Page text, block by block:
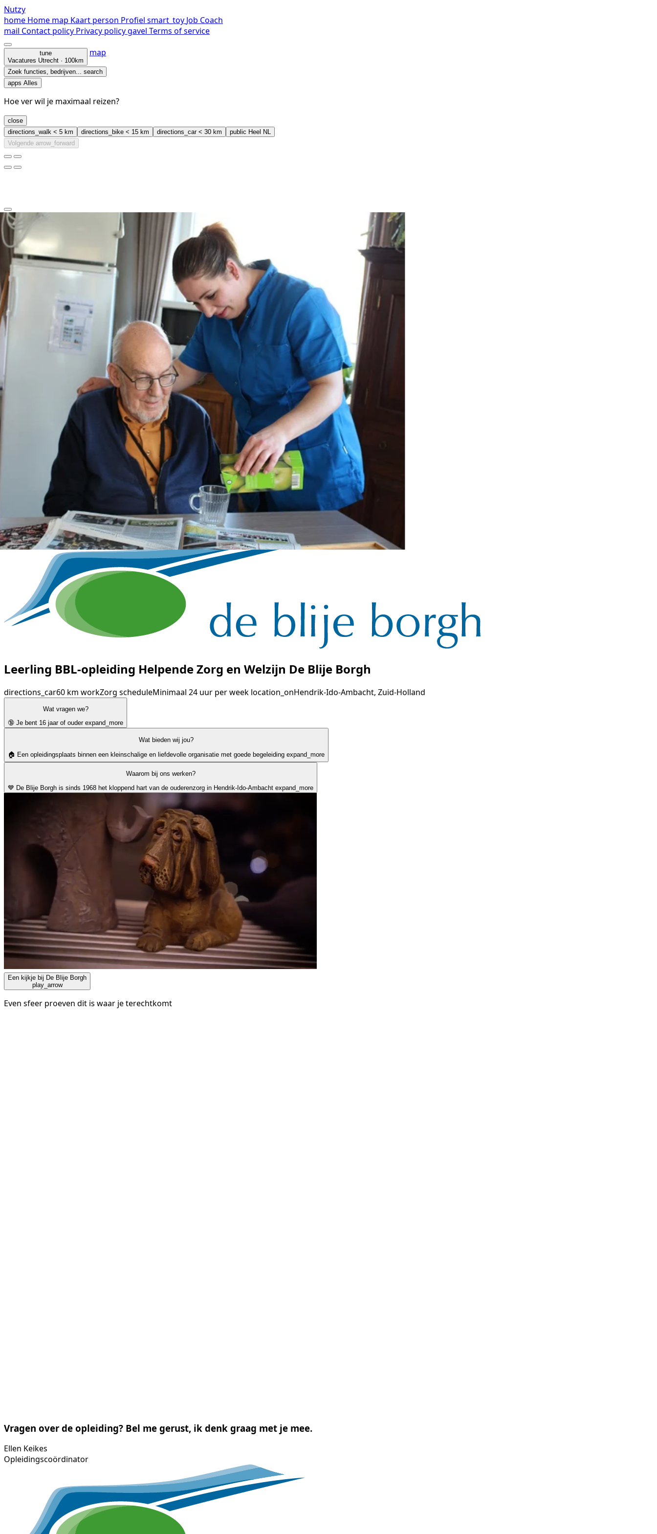
Nutzy
home Home map Kaart person Profiel smart_toy Job Coach
mail Contact policy Privacy policygavel Terms of service
tune
Vacatures Utrecht · 100km
map
Zoek functies, bedrijven... search
apps Alles
Hoe ver wil je maximaal reizen?
close
directions_walk < 5 km directions_bike < 15 km directions_car< 30 km public Heel NL
Volgende arrow_forward
clear
arrow_back_ios_new
favorite
Leerling BBL-opleiding Helpende Zorg en Welzijn De Blije Borgh
directions_car60 km workZorg scheduleMinimaal 24 uur per week location_onHendrik-Ido-Ambacht, Zuid-Holland
Wat vragen we?
🔞 Je bent 16 jaar of ouder expand_more
Wat bieden wij jou?
🏠 Een opleidingsplaats binnen een kleinschalige en liefdevolle organisatie met goede begeleiding expand_more
Waarom bij ons werken?
💙 De Blije Borgh is sinds 1968 het kloppend hart van de ouderenzorg in Hendrik-Ido-Ambacht expand_more
Een kijkje bij De Blije Borgh
play_arrow
Even sfeer proeven dit is waar je terechtkomt
Vragen over de opleiding? Bel me gerust, ik denk graag met je mee.
Ellen Keikes
Opleidingscoördinator